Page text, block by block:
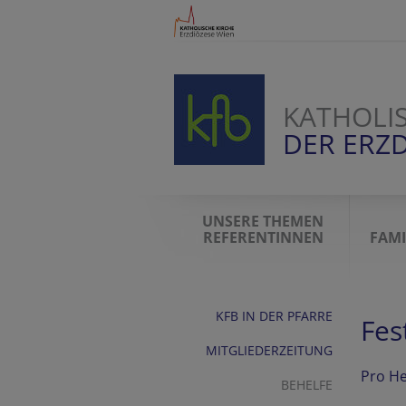
DER
UNSERE THEMEN
REFERENTINNEN
KFB IN DER PFARRE
MITGLIEDERZEITUNG
BEHELFE
Pro